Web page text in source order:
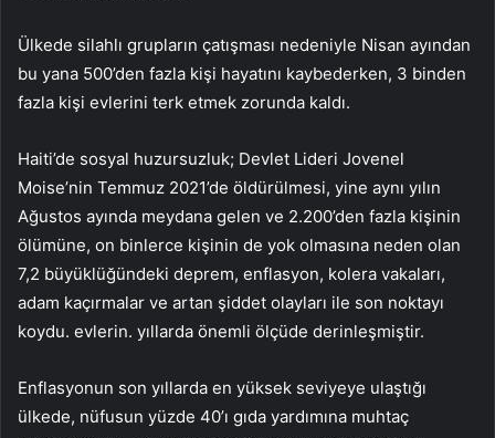
Ülkede silahlı grupların çatışması nedeniyle Nisan ayından
bu yana 500’den fazla kişi hayatını kaybederken, 3 binden
fazla kişi evlerini terk etmek zorunda kaldı.
Haiti’de sosyal huzursuzluk; Devlet Lideri Jovenel
Moise’nin Temmuz 2021’de öldürülmesi, yine aynı yılın
Ağustos ayında meydana gelen ve 2.200’den fazla kişinin
ölümüne, on binlerce kişinin de yok olmasına neden olan
7,2 büyüklüğündeki deprem, enflasyon, kolera vakaları,
adam kaçırmalar ve artan şiddet olayları ile son noktayı
koydu. evlerin. yıllarda önemli ölçüde derinleşmiştir.
Enflasyonun son yıllarda en yüksek seviyeye ulaştığı
ülkede, nüfusun yüzde 40’ı gıda yardımına muhtaç